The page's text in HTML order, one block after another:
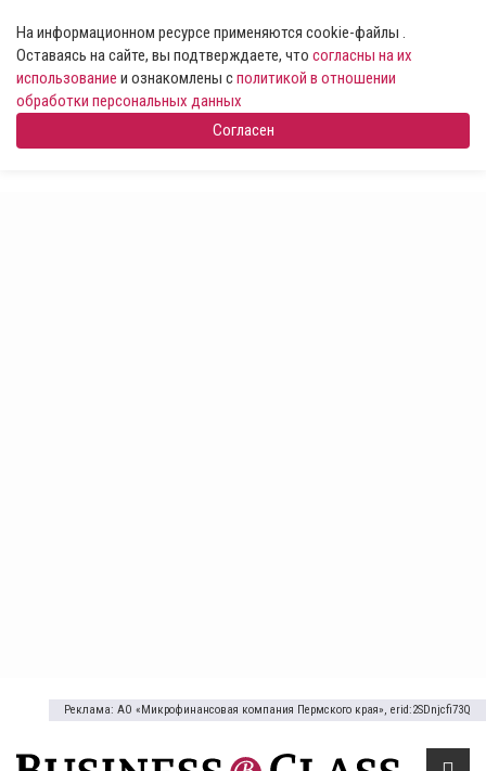
На информационном ресурсе применяются cookie-файлы .
Оставаясь на сайте, вы подтверждаете, что согласны на их
использование и ознакомлены сполитикой в отношении
обработки персональных данных
Согласен
Реклама: АО «Микрофинансовая компания Пермского края», erid:2SDnjcfi73Q